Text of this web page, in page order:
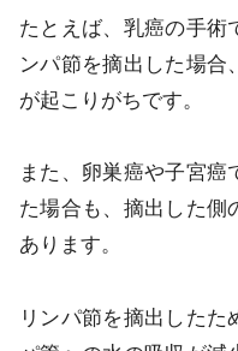
たとえば、乳癌の手術
ンパ節を摘出した場合
が起こりがちです。
また、卵巣癌や子宮癌
た場合も、摘出した側
あります。
リンパ節を摘出した